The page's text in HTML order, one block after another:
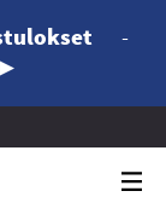
-